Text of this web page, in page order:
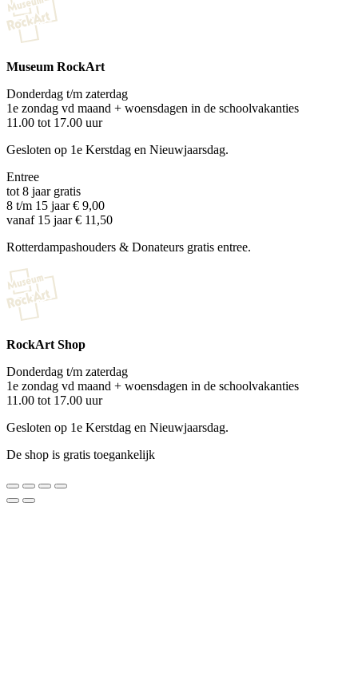
Museum RockArt
Donderdag t/m zaterdag
1e zondag vd maand + woensdagen in de schoolvakanties
11.00 tot 17.00 uur
Gesloten op 1e Kerstdag en Nieuwjaarsdag.
Entree
tot 8 jaar gratis
8 t/m 15 jaar € 9,00
vanaf 15 jaar € 11,50
Rotterdampashouders & Donateurs gratis entree.
RockArt Shop
Donderdag t/m zaterdag
1e zondag vd maand + woensdagen in de schoolvakanties
11.00 tot 17.00 uur
Gesloten op 1e Kerstdag en Nieuwjaarsdag.
De shop is gratis toegankelijk